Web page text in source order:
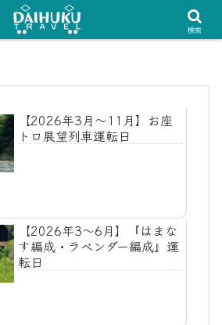
【2026年3月〜11月】お座
トロ展望列車運転日
【2026年3〜6月】『はまな
す編成・ラベンダー編成』運
転日
検索